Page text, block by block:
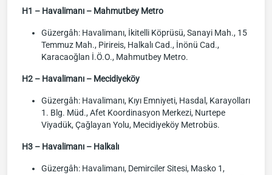
H1 – Havalimanı – Mahmutbey Metro
Güzergâh: Havalimanı, İkitelli Köprüsü, Sanayi Mah., 15
Temmuz Mah., Pirireis, Halkalı Cad., İnönü Cad.,
Karacaoğlan İ.Ö.O., Mahmutbey Metro.
H2 – Havalimanı – Mecidiyeköy
Güzergâh: Havalimanı, Kıyı Emniyeti, Hasdal, Karayolları
1. Blg. Müd., Afet Koordinasyon Merkezi, Nurtepe
Viyadük, Çağlayan Yolu, Mecidiyeköy Metrobüs.
H3 – Havalimanı – Halkalı
Güzergâh: Havalimanı, Demirciler Sitesi, Masko 1,